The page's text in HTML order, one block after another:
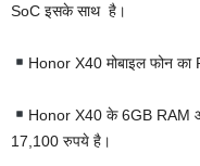
SoC इसके साथ है।
Honor X40 मोबाइल फोन
Honor X40 के 6GB RAM
17,100 रुपये है।